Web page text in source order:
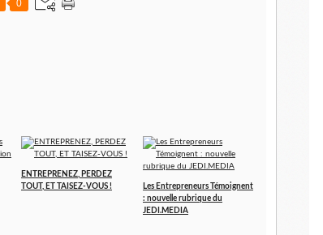
0
ENTREPRENEZ, PERDEZ
TOUT, ET TAISEZ-VOUS !
Les Entrepreneurs Témoignent
: nouvelle rubrique du
JEDI.MEDIA